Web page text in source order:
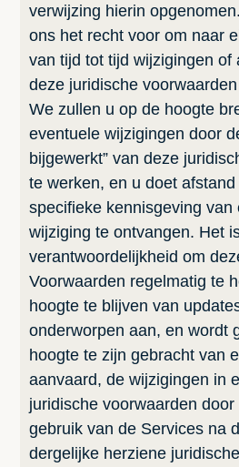
verwijzing hierin
ons het recht voor om naar
van tijd tot tijd wijzigingen of
deze juridische
We zullen u op de hoogte
eventuele wijzigingen door
bijgewerkt” van deze
te werken, en u doet
specifieke kennisgeving van
wijziging te ontvangen. Het
verantwoordelijkheid om
Voorwaarden regelmatig te
hoogte te blijven van
onderworpen aan, en wordt
hoogte te zijn gebracht van
aanvaard, de wijzigingen in
juridische voorwaarden
gebruik van de Services na
dergelijke herziene